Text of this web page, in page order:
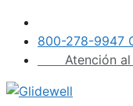
Saltar
contenido
800-278-9947
Atención